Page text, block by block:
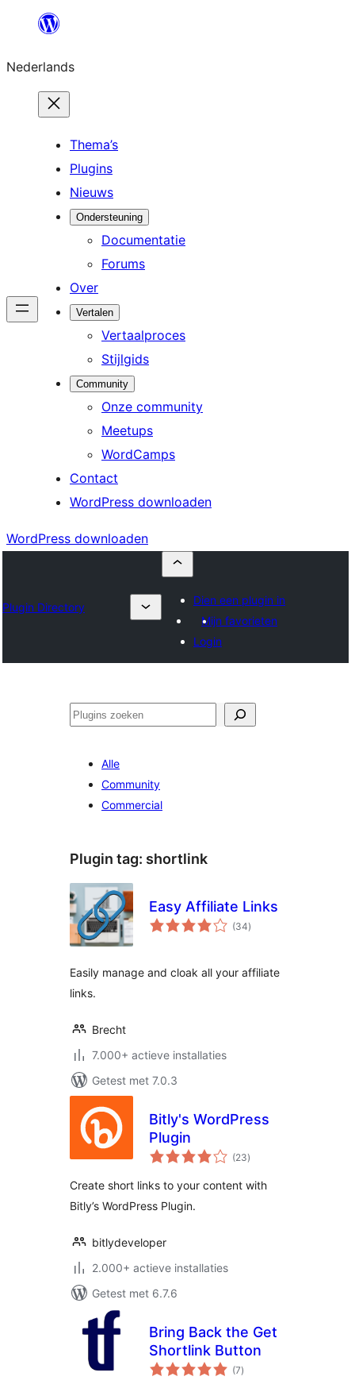
de
inhoud
Nederlands
Thema’s
Plugins
Nieuws
Ondersteuning
Documentatie
Forums
Over
Vertalen
Vertaalproces
Stijlgids
Community
Onze community
Meetups
WordCamps
Contact
WordPress downloaden
WordPress downloaden
Plugin Directory
Dien een plugin in
Mijn favorieten
Login
Zoeken
Alle
Community
Commercial
Plugin tag: shortlink
Easy Affiliate Links
(34totaal
waarderingen
)
Easily manage and cloak all your affiliate
links.
Brecht
7.000+ actieve installaties
Getest met 7.0.3
Bitly's WordPress
Plugin
(23totaal
waarderingen
)
Create short links to your content with
Bitly’s WordPress Plugin.
bitlydeveloper
2.000+ actieve installaties
Getest met 6.7.6
Bring Back the Get
Shortlink Button
(7totaal
waarderingen
)